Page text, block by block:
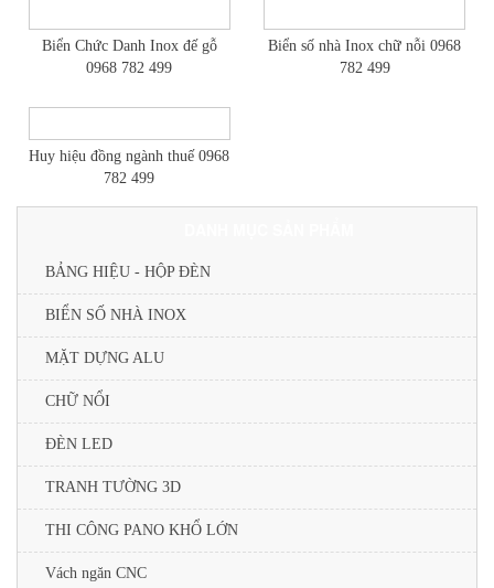
Biển Chức Danh Inox đế gỗ
0968 782 499
Biển số nhà Inox chữ nỗi 0968
782 499
Huy hiệu đồng ngành thuế 0968
782 499
BẢNG HIỆU - HỘP ĐÈN
BIỂN SỐ NHÀ INOX
MẶT DỰNG ALU
CHỮ NỔI
ĐÈN LED
TRANH TƯỜNG 3D
THI CÔNG PANO KHỔ LỚN
Vách ngăn CNC